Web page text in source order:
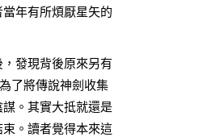
年有所煩厭星矢的
發現背後原來另有
了將傳說神劍收集
。其實大抵就還是
。讀者覺得本來這